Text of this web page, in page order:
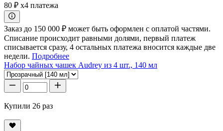
80 ₽ x4 платежа
Заказ до 150 000 ₽ может быть оформлен с оплатой частями.
Списание происходит равными долями, первый платеж
списывается сразу, 4 остальных платежа вносится каждые две
недели. Подробнее
Набор чайных чашек Audrey из 4 шт., 140 мл
Купили 26 раз